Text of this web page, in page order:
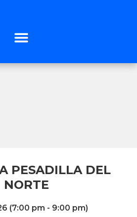
PESADILLA DEL
NORTE
(7:00 pm - 9:00 pm)